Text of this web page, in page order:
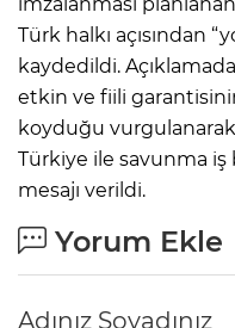
Türk halkı açısından
kaydedildi.
etkin ve fiili
koyduğu
Türkiye ile savunma
mesajı verildi.
Yorum Ekle
Adınız Soyadınız